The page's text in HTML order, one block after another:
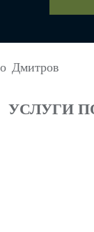
Дмитров
УСЛУГИ